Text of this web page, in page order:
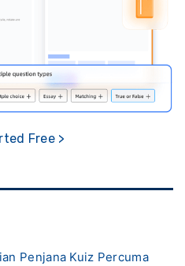
Free >
Penjana Kuiz Percuma